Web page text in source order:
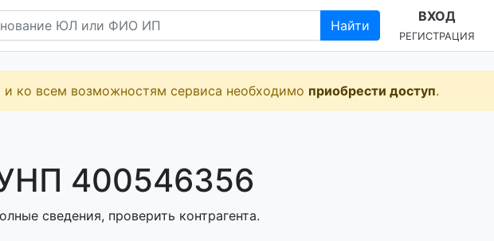
Найти
ВХОД
РЕГИСТРАЦИЯ
ко всем возможностям сервиса необходимо приобрести доступ.
400546356
сведения, проверить контрагента.